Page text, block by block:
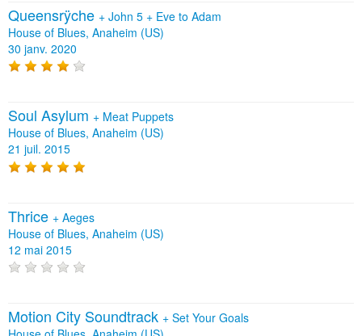
Queensrÿche + John 5 + Eve to Adam
House of Blues, Anaheim (US)
30 janv. 2020
Soul Asylum + Meat Puppets
House of Blues, Anaheim (US)
21 juil. 2015
Thrice + Aeges
House of Blues, Anaheim (US)
12 mai 2015
Motion City Soundtrack + Set Your Goals